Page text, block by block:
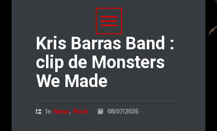
Kris Barras Band :
clip de Monsters
We Made
In News, Rock 08/07/2026